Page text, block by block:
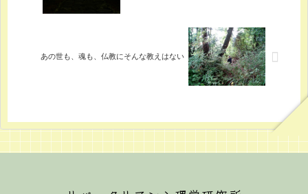
あの世も、魂も、仏教にそんな教えはない